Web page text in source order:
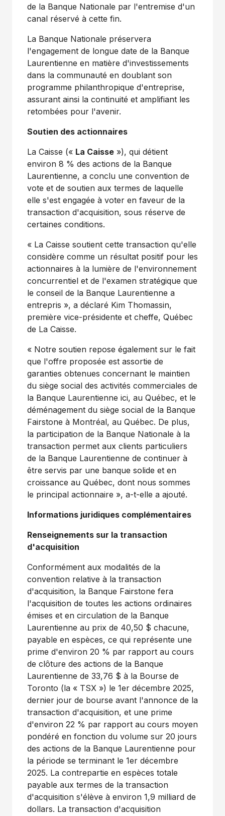
de la Banque Nationale par l'entremise d'un
canal réservé à cette fin.
La Banque Nationale préservera
l'engagement de longue date de la Banque
Laurentienne en matière d'investissements
dans la communauté en doublant son
programme philanthropique d'entreprise,
assurant ainsi la continuité et amplifiant les
retombées pour l'avenir.
Soutien des actionnaires
La Caisse (« La Caisse »), qui détient
environ 8 % des actions de la Banque
Laurentienne, a conclu une convention de
vote et de soutien aux termes de laquelle
elle s'est engagée à voter en faveur de la
transaction d'acquisition, sous réserve de
certaines conditions.
« La Caisse soutient cette transaction qu'elle
considère comme un résultat positif pour les
actionnaires à la lumière de l'environnement
concurrentiel et de l'examen stratégique que
le conseil de la Banque Laurentienne a
entrepris », a déclaré Kim Thomassin,
première vice-présidente et cheffe, Québec
de La Caisse.
« Notre soutien repose également sur le fait
que l'offre proposée est assortie de
garanties obtenues concernant le maintien
du siège social des activités commerciales de
la Banque Laurentienne ici, au Québec, et le
déménagement du siège social de la Banque
Fairstone à Montréal, au Québec. De plus,
la participation de la Banque Nationale à la
transaction permet aux clients particuliers
de la Banque Laurentienne de continuer à
être servis par une banque solide et en
croissance au Québec, dont nous sommes
le principal actionnaire », a-t-elle a ajouté.
Informations juridiques complémentaires
Renseignements sur la transaction
d'acquisition
Conformément aux modalités de la
convention relative à la transaction
d'acquisition, la Banque Fairstone fera
l'acquisition de toutes les actions ordinaires
émises et en circulation de la Banque
Laurentienne au prix de 40,50 $ chacune,
payable en espèces, ce qui représente une
prime d'environ 20 % par rapport au cours
de clôture des actions de la Banque
Laurentienne de 33,76 $ à la Bourse de
Toronto (la « TSX ») le 1er décembre 2025,
dernier jour de bourse avant l'annonce de la
transaction d'acquisition, et une prime
d'environ 22 % par rapport au cours moyen
pondéré en fonction du volume sur 20 jours
des actions de la Banque Laurentienne pour
la période se terminant le 1er décembre
2025. La contrepartie en espèces totale
payable aux termes de la transaction
d'acquisition s'élève à environ 1,9 milliard de
dollars. La transaction d'acquisition